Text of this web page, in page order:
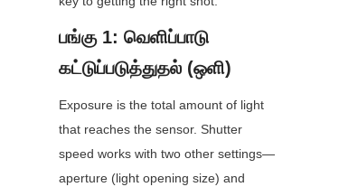
பங்கு 1: வெளிப்பாடு
கட்டுப்படுத்துதல் (ஒளி)
Exposure is the total amount of light
that reaches the sensor. Shutter
speed works with two other settings—
aperture (light opening size) and